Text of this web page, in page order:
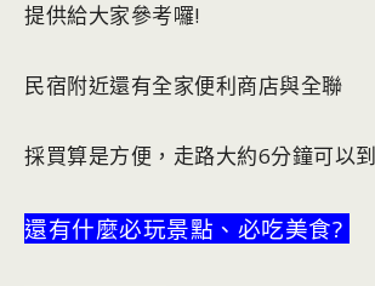
提供給大家參考囉!
民宿附近還有全家便利商店與全聯
採買算是方便，走路大約6分鐘可以到
還有什麼必玩景點、必吃美食?